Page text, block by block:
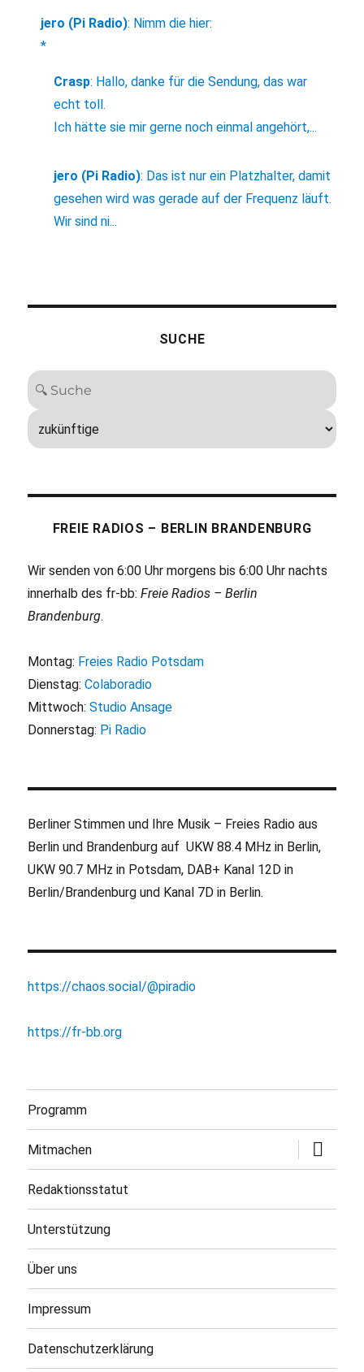
jero (Pi Radio): Nimm die hier:
*
Crasp: Hallo, danke für die Sendung, das war
echt toll.
Ich hätte sie mir gerne noch einmal angehört,...
jero (Pi Radio): Das ist nur ein Platzhalter, damit
gesehen wird was gerade auf der Frequenz läuft.
Wir sind ni...
SUCHE
FREIE RADIOS – BERLIN BRANDENBURG
Wir senden von 6:00 Uhr morgens bis 6:00 Uhr nachts
innerhalb des fr-bb:Freie Radios – Berlin
Brandenburg.
Montag: Freies Radio Potsdam
Dienstag:Colaboradio
Mittwoch:Studio Ansage
Donnerstag: Pi Radio
Berliner Stimmen und Ihre Musik – Freies Radio aus
Berlin und Brandenburg auf UKW 88.4 MHz in Berlin,
UKW 90.7 MHz in Potsdam, DAB+ Kanal 12D in
Berlin/Brandenburg und Kanal 7D in Berlin.
https://chaos.social/@piradio
https://fr-bb.org
Programm
Mitmachen
öffnen
Redaktionsstatut
Unterstützung
Über uns
Impressum
Datenschutzerklärung